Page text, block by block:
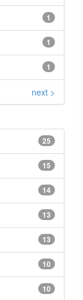
1
1
1
next >
25
15
14
13
13
10
10